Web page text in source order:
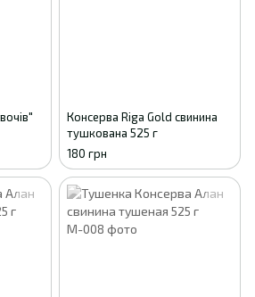
Консерва Riga Gold свинина
тушкована 525 г
180 грн